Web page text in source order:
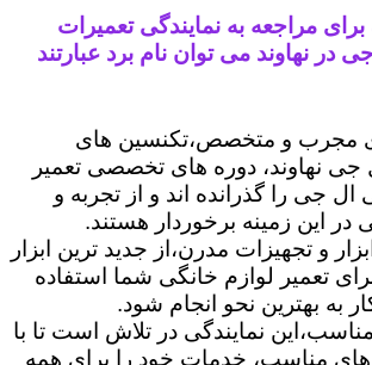
مراجعه به نمایندگی تعمیرات
در نهاوند می توان نام برد عبارتند
مجرب و متخصص،تکنسین های
جی نهاوند، دوره های تخصصی تعمیر
ال جی را گذرانده اند و از تجربه و
در این زمینه برخوردار هستند.
و تجهیزات مدرن،از جدید ترین ابزار
تعمیر لوازم خانگی شما استفاده
به بهترین نحو انجام شود.
نمایندگی در تلاش است تا با
های مناسب، خدمات خود را برای همه